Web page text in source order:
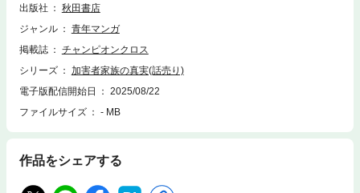
出版社
秋田書店
ジャンル
青年マンガ
掲載誌
チャンピオンクロス
シリーズ
加害者家族の真実(話売り)
電子版配信開始日
2025/08/22
ファイルサイズ
- MB
作品をシェアする